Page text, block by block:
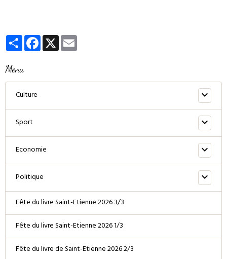
PartagerFacebook
X
Menu
Culture
Sport
Economie
Politique
Fête du livre Saint-Etienne 2026 3/3
Fête du livre Saint-Etienne 2026 1/3
Fête du livre de Saint-Etienne 2026 2/3